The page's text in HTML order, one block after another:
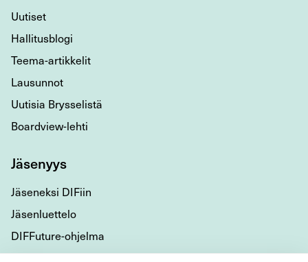
Uutiset
Hallitusblogi
Teema-artikkelit
Lausunnot
Uutisia Brysselistä
Boardview-lehti
Jäsenyys
Jäseneksi DIFiin
Jäsenluettelo
DIFFuture-ohjelma